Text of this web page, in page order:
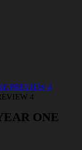
PREVIEW 4
4
ONE